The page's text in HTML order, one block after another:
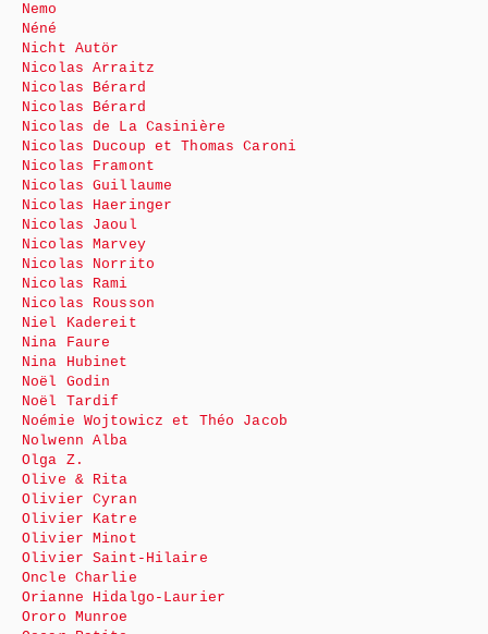
Nemo
Néné
Nicht Autör
Nicolas Arraitz
Nicolas Bérard
Nicolas Bérard
Nicolas de La Casinière
Nicolas Ducoup et Thomas Caroni
Nicolas Framont
Nicolas Guillaume
Nicolas Haeringer
Nicolas Jaoul
Nicolas Marvey
Nicolas Norrito
Nicolas Rami
Nicolas Rousson
Niel Kadereit
Nina Faure
Nina Hubinet
Noël Godin
Noël Tardif
Noémie Wojtowicz et Théo Jacob
Nolwenn Alba
Olga Z.
Olive & Rita
Olivier Cyran
Olivier Katre
Olivier Minot
Olivier Saint-Hilaire
Oncle Charlie
Orianne Hidalgo-Laurier
Ororo Munroe